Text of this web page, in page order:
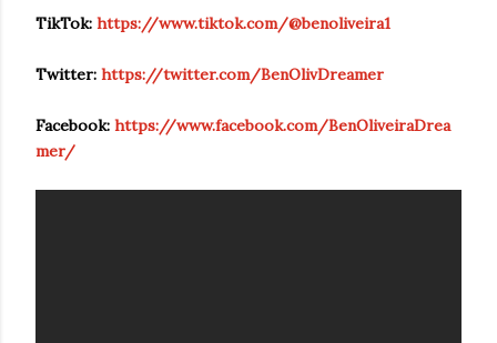
TikTok: https://www.tiktok.com/@benoliveira1
Twitter: https://twitter.com/BenOlivDreamer
Facebook: https://www.facebook.com/BenOliveiraDrea
mer/